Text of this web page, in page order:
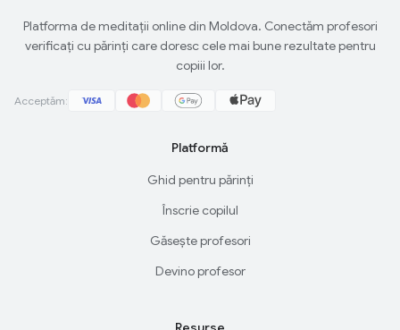
Platforma de meditații online din Moldova. Conectăm profesori
verificați cu părinți care doresc cele mai bune rezultate pentru
copiii lor.
Acceptăm:
Platformă
Ghid pentru părinți
Înscrie copilul
Găsește profesori
Devino profesor